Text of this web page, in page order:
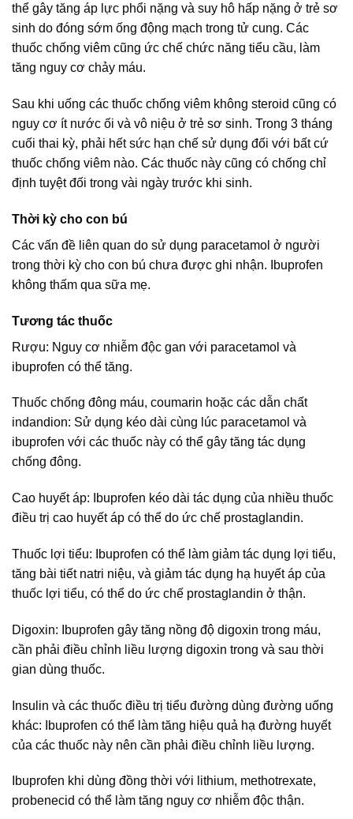
thể gây tăng áp lực phổi nặng và suy hô hấp nặng ở trẻ sơ
sinh do đóng sớm ống động mạch trong tử cung. Các
thuốc chống viêm cũng ức chế chức năng tiểu cầu, làm
tăng nguy cơ chảy máu.
Sau khi uống các thuốc chống viêm không steroid cũng có
nguy cơ ít nước ối và vô niệu ở trẻ sơ sinh. Trong 3 tháng
cuối thai kỳ, phải hết sức hạn chế sử dụng đối với bất cứ
thuốc chống viêm nào. Các thuốc này cũng có chống chỉ
định tuyệt đối trong vài ngày trước khi sinh.
Thời kỳ cho con bú
Các vấn đề liên quan do sử dụng paracetamol ở người
trong thời kỳ cho con bú chưa được ghi nhận. Ibuprofen
không thấm qua sữa mẹ.
Tương tác thuốc
Rượu: Nguy cơ nhiễm độc gan với paracetamol và
ibuprofen có thể tăng.
Thuốc chống đông máu, coumarin hoặc các dẫn chất
indandion: Sử dụng kéo dài cùng lúc paracetamol và
ibuprofen với các thuốc này có thể gây tăng tác dụng
chống đông.
Cao huyết áp: Ibuprofen kéo dài tác dụng của nhiều thuốc
điều trị cao huyết áp có thể do ức chế prostaglandin.
Thuốc lợi tiểu: Ibuprofen có thể làm giảm tác dụng lợi tiểu,
tăng bài tiết natri niệu, và giảm tác dụng hạ huyết áp của
thuốc lợi tiểu, có thể do ức chế prostaglandin ở thận.
Digoxin: Ibuprofen gây tăng nồng độ digoxin trong máu,
cần phải điều chỉnh liều lượng digoxin trong và sau thời
gian dùng thuốc.
Insulin và các thuốc điều trị tiểu đường dùng đường uống
khác: Ibuprofen có thể làm tăng hiệu quả hạ đường huyết
của các thuốc này nên cần phải điều chỉnh liều lượng.
Ibuprofen khi dùng đồng thời với lithium, methotrexate,
probenecid có thể làm tăng nguy cơ nhiễm độc thận.